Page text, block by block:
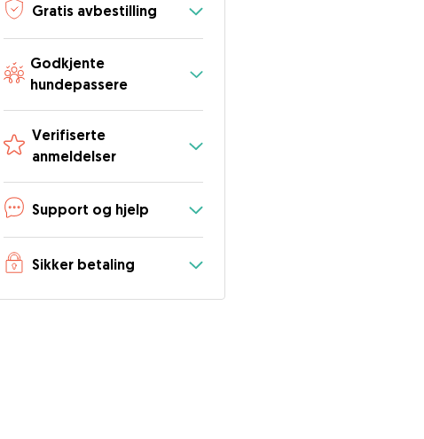
Gratis avbestilling
Godkjente
hundepassere
Verifiserte
anmeldelser
Support og hjelp
Sikker betaling